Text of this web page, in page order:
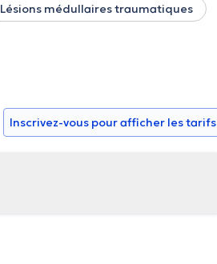
Lésions médullaires traumatiques
Inscrivez-vous pour afficher les tarifs